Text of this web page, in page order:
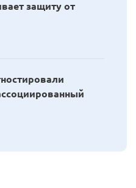
защиту от